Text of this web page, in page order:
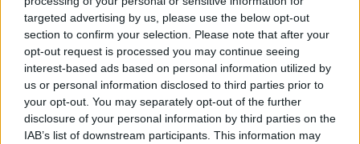
targeted advertising by us, please use the below opt-out
section to confirm your selection. Please note that after your
opt-out request is processed you may continue seeing
interest-based ads based on personal information utilized by
us or personal information disclosed to third parties prior to
your opt-out. You may separately opt-out of the further
disclosure of your personal information by third parties on the
IAB’s list of downstream participants. This information may
sucho a teplo? Tieto
vysaďte na miesta, na
ktoré slnko svieti celý
deň
levanduľa! 7 fialových
krások, ktoré rozžiaria
vašu záhradu